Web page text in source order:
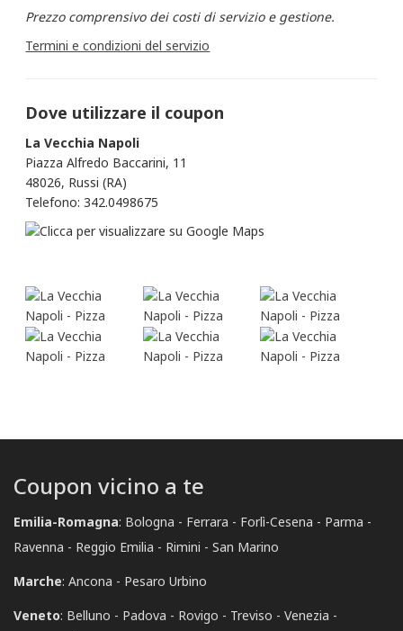
Prezzo comprensivo dei costi di servizio e gestione.
Termini e condizioni del servizio
Dove utilizzare il coupon
La Vecchia Napoli
Piazza Alfredo Baccarini, 11
48026, Russi (RA)
Telefono: 342.0498675
Coupon vicino a te
Emilia-Romagna: Bologna Ferrara Forlì-Cesena
Parma
Ravenna
Reggio Emilia Rimini
San Marino
Marche: Ancona
Pesaro Urbino
Veneto: Belluno Padova Rovigo Treviso
Venezia